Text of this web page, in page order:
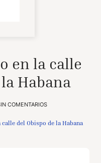
en la calle
Habana
COMENTARIOS
del Obispo de la Habana